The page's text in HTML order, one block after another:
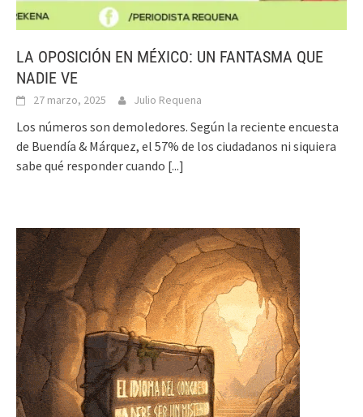
LA OPOSICIÓN EN MÉXICO: UN FANTASMA QUE
NADIE VE
27 marzo, 2025 Julio Requena
Los números son demoledores. Según la reciente encuesta
de Buendía & Márquez, el 57% de los ciudadanos ni siquiera
sabe qué responder cuando [...]